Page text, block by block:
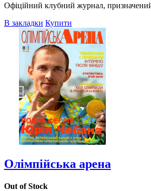
Офіційний клубний журнал,
В закладки Купити
Олімпійська арена
Out of Stock